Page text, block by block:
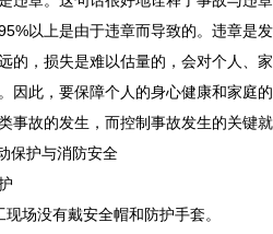
以上是由于违章而导致的。违章是
的，损失是难以估量的，会对个人、
因此，要保障个人的身心健康和家庭
事故的发生，而控制事故发生的关键就
保护与消防安全
现场没有戴安全帽和防护手套。